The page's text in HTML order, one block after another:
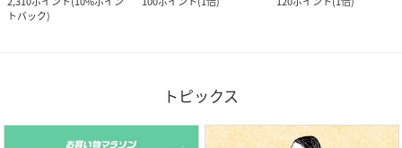
トバック)
トピックス